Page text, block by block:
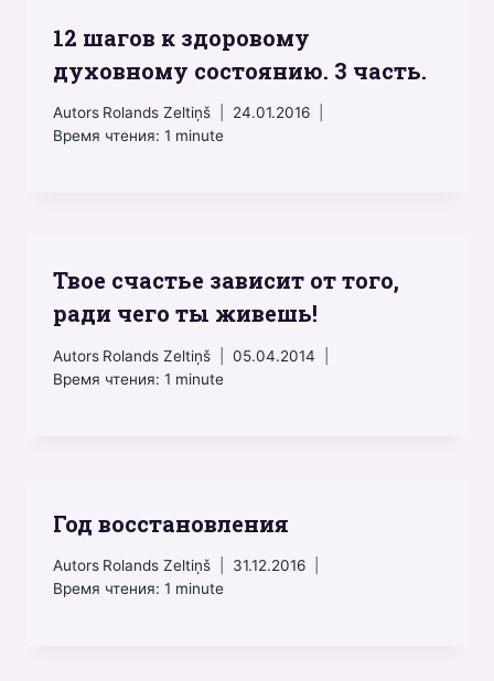
12 шагов к здоровому
духовному состоянию. 3 часть.
Autors Rolands Zeltiņš
24.01.2016
Время чтения: 1 minute
Твое счастье зависит от того,
ради чего ты живешь!
Autors Rolands Zeltiņš
05.04.2014
Время чтения: 1 minute
Год восстановления
Autors Rolands Zeltiņš
31.12.2016
Время чтения: 1 minute